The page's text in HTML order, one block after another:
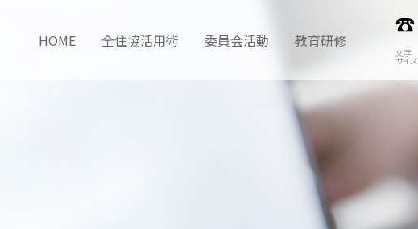
HOME 全住協活用術 委員会活動 教育研修
文字
サイズ